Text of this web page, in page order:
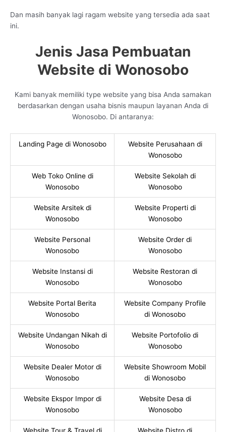
Dan masih banyak lagi ragam website yang tersedia ada saat
ini.
Jenis Jasa Pembuatan
Website di Wonosobo
Kami banyak memiliki type website yang bisa Anda samakan
berdasarkan dengan usaha bisnis maupun layanan Anda di
Wonosobo. Di antaranya:
Landing Page di Wonosobo
Website Perusahaan di
Wonosobo
Web Toko Online di
Wonosobo
Website Sekolah di
Wonosobo
Website Arsitek di
Wonosobo
Website Properti di
Wonosobo
Website Personal
Wonosobo
Website Order di
Wonosobo
Website Instansi di
Wonosobo
Website Restoran di
Wonosobo
Website Portal Berita
Wonosobo
Website Company Profile
di Wonosobo
Website Undangan Nikah di
Wonosobo
Website Portofolio di
Wonosobo
Website Dealer Motor di
Wonosobo
Website Showroom Mobil
di Wonosobo
Website Ekspor Impor di
Wonosobo
Website Desa di
Wonosobo